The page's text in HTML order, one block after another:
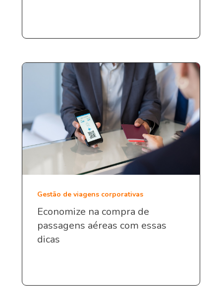
Gestão de viagens corporativas
Economize na compra de
passagens aéreas com essas
dicas